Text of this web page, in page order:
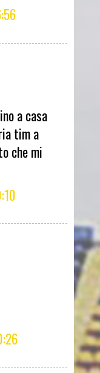
a casa
tim a
che mi